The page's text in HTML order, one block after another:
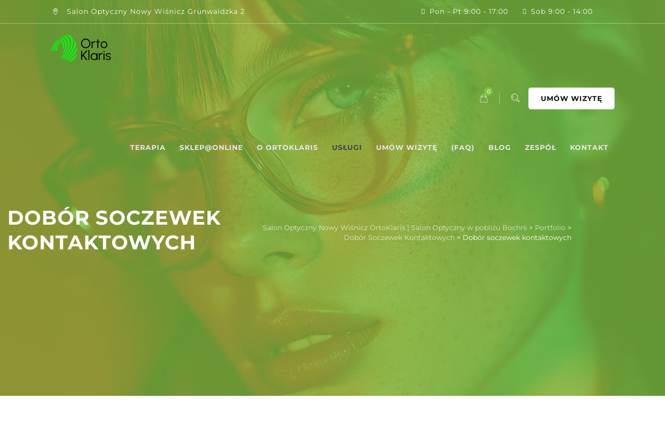
Salon Optyczny Nowy Wiśnicz Grunwaldzka 2 Pon - Pt 9:00 - 17:00 Sob 9:00 - 14:00
UMÓW WIZYTĘ
0
TERAPIA SKLEP@ONLINE O ORTOKLARIS USŁUGI UMÓW WIZYTĘ (FAQ) BLOG ZESPÓŁ KONTAKT
DOBÓR SOCZEWEK
KONTAKTOWYCH
Salon Optyczny Nowy Wiśnicz OrtoKlaris | Salon Optyczny w pobliżu Bochni > Portfolio >
Dobór Soczewek Kontaktowych > Dobór soczewek kontaktowych